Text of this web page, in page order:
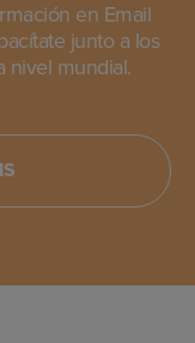
en Email
junto a los
nivel mundial.